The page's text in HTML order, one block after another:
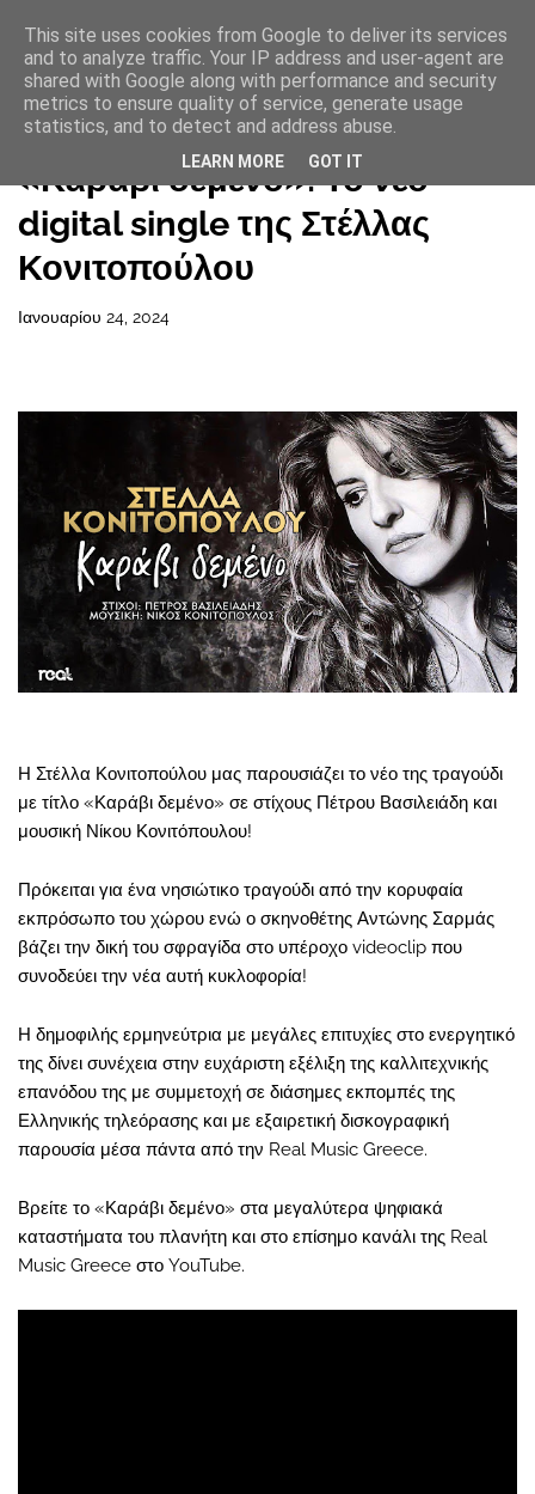
Αρχική σελίδα
«Καράβι δεμένο»: Το νέο
digital single της Στέλλας
Κονιτοπούλου
Ιανουαρίου 24, 2024
Η Στέλλα Κονιτοπούλου μας παρουσιάζει το νέο της τραγούδι
με τίτλο «Καράβι δεμένο» σε στίχους Πέτρου Βασιλειάδη και
μουσική Νίκου Κονιτόπουλου!
Πρόκειται για ένα νησιώτικο τραγούδι από την κορυφαία
εκπρόσωπο του χώρου ενώ ο σκηνοθέτης Αντώνης Σαρμάς
βάζει την δική του σφραγίδα στο υπέροχο videoclip που
συνοδεύει την νέα αυτή κυκλοφορία!
Η δημοφιλής ερμηνεύτρια με μεγάλες επιτυχίες στο ενεργητικό
της δίνει συνέχεια στην ευχάριστη εξέλιξη της καλλιτεχνικής
επανόδου της με συμμετοχή σε διάσημες εκπομπές της
Ελληνικής τηλεόρασης και με εξαιρετική δισκογραφική
παρουσία μέσα πάντα από την Real Music Greece.
Βρείτε το «Καράβι δεμένο» στα μεγαλύτερα ψηφιακά
καταστήματα του πλανήτη και στο επίσημο κανάλι της Real
Music Greece στο YouTube.
This site uses cookies from Google to deliver its services
and to analyze traffic. Your IP address and user-agent are
shared with Google along with performance and security
metrics to ensure quality of service, generate usage
statistics, and to detect and address abuse.
LEARN MORE GOT IT